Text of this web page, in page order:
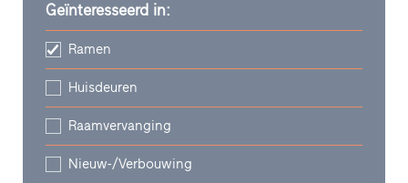
Geïnteresseerd in:
Ramen
Huisdeuren
Raamvervanging
Nieuw-/Verbouwing